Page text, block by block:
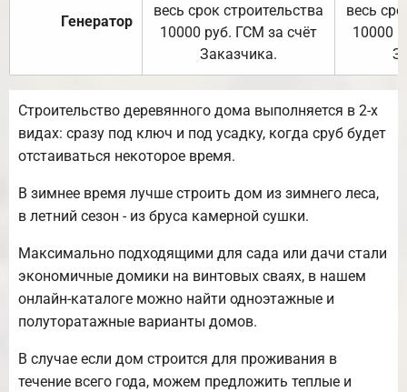
Генератор
весь срок строительства
10000 руб. ГСМ за счёт
Заказчика.
весь
10000
Строительство деревянного дома выполняется в 2-х
видах: сразу под ключ и под усадку, когда сруб будет
отстаиваться некоторое время.
В зимнее время лучше строить дом из зимнего леса,
в летний сезон - из бруса камерной сушки.
Максимально подходящими для сада или дачи стали
экономичные домики на винтовых сваях, в нашем
онлайн-каталоге можно найти одноэтажные и
полуторатажные варианты домов.
В случае если дом строится для проживания в
течение всего года, можем предложить теплые и